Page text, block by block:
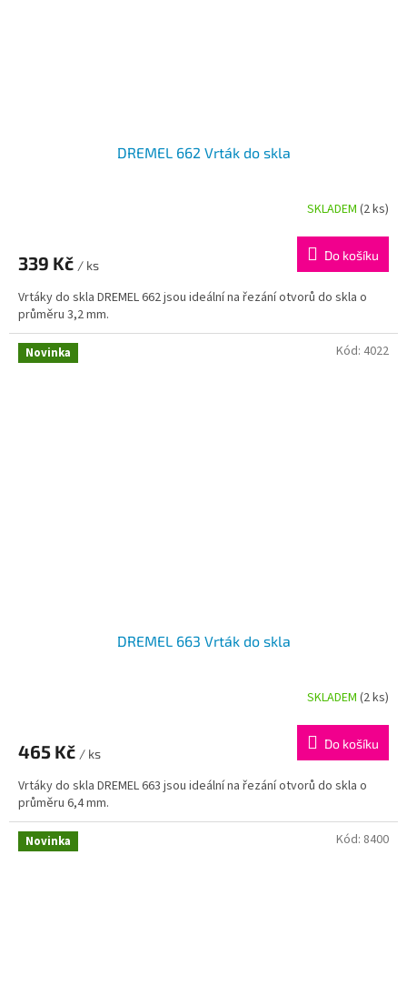
DREMEL 662 Vrták do skla
SKLADEM (2 ks)
339 Kč / ks
Do košíku
Vrtáky do skla DREMEL 662 jsou ideální na řezání otvorů do skla o
průměru 3,2 mm.
Novinka
DREMEL 663 Vrták do skla
SKLADEM (2 ks)
465 Kč / ks
Do košíku
Vrtáky do skla DREMEL 663 jsou ideální na řezání otvorů do skla o
průměru 6,4 mm.
Kód: 4022
Novinka Kód: 8400